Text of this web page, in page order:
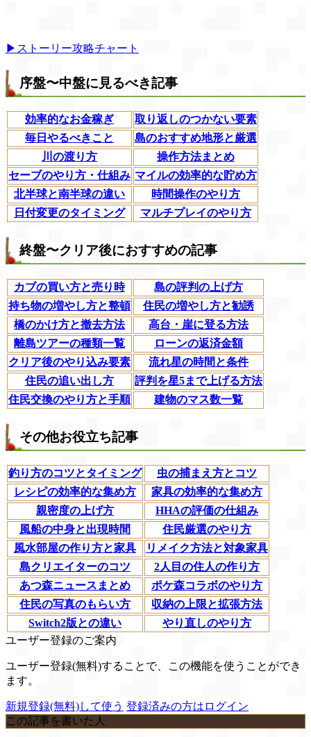
▶ストーリー攻略チャート
序盤〜中盤に見るべき記事
効率的なお金稼ぎ
取り返しのつかない要素
毎日やるべきこと
島のおすすめ地形と厳選
川の渡り方
操作方法まとめ
セーブのやり方・仕組み マイルの効率的な貯め方
北半球と南半球の違い
時間操作のやり方
日付変更のタイミング
マルチプレイのやり方
終盤〜クリア後におすすめの記事
カブの買い方と売り時
島の評判の上げ方
持ち物の増やし方と整頓
住民の増やし方と勧誘
橋のかけ方と撤去方法
高台・崖に登る方法
離島ツアーの種類一覧
ローンの返済金額
クリア後のやり込み要素
流れ星の時間と条件
住民の追い出し方
評判を星5まで上げる方法
住民交換のやり方と手順
建物のマス数一覧
その他お役立ち記事
釣り方のコツとタイミング
虫の捕まえ方とコツ
レシピの効率的な集め方
家具の効率的な集め方
親密度の上げ方
HHAの評価の仕組み
風船の中身と出現時間
住民厳選のやり方
風水部屋の作り方と家具
リメイク方法と対象家具
島クリエイターのコツ
2人目の住人の作り方
あつ森ニュースまとめ
ポケ森コラボのやり方
住民の写真のもらい方
収納の上限と拡張方法
Switch2版との違い
やり直しのやり方
ユーザー登録のご案内
ユーザー登録(無料)することで、この機能を使うことができ
ます。
新規登録(無料)して使う 登録済みの方はログイン
この記事を書いた人